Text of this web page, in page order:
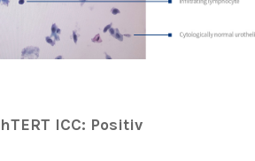
hTERT ICC: Positiv